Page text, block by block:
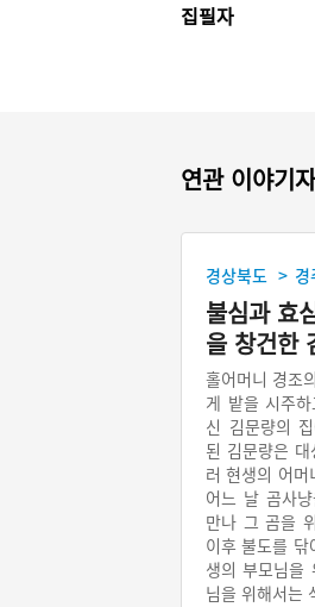
집필자
연관 이야기
경상북도 > 경
불심과 효
을 창건한
홀어머니 경조
게 밭을 시주
신 김문량의
된 김문량은
러 현생의 어
어느 날 곰사
만나 그 곰을
이후 불도를 닦
생의 부모님을
님을 위해서는